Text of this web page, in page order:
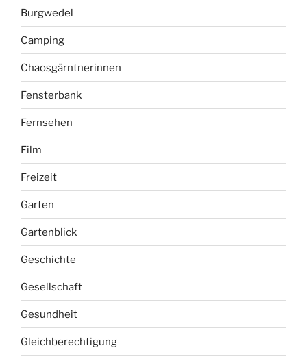
Burgwedel
Camping
Chaosgärntnerinnen
Fensterbank
Fernsehen
Film
Freizeit
Garten
Gartenblick
Geschichte
Gesellschaft
Gesundheit
Gleichberechtigung